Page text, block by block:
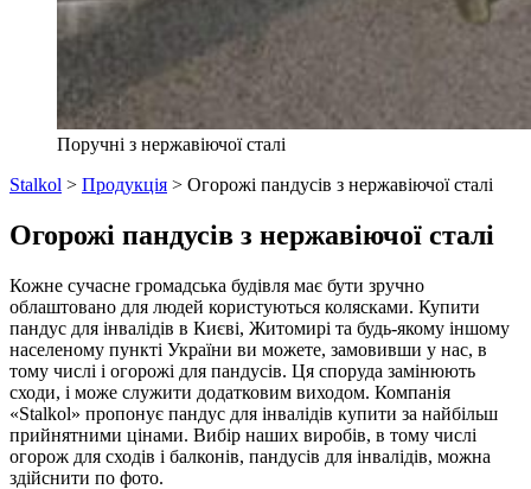
Поручні з нержавіючої сталі
Stalkol > Продукція > Огорожі пандусів з нержавіючої сталі
Огорожі пандусів з нержавіючої сталі
Кожне сучасне громадська будівля має бути зручно
облаштовано для людей користуються колясками. Купити
пандус для інвалідів в Києві, Житомирі та будь-якому іншому
населеному пункті України ви можете, замовивши у нас, в
тому числі і огорожі для пандусів. Ця споруда замінюють
сходи, і може служити додатковим виходом. Компанія
«Stalkol» пропонує пандус для інвалідів купити за найбільш
прийнятними цінами. Вибір наших виробів, в тому числі
огорож для сходів і балконів, пандусів для інвалідів, можна
здійснити по фото.